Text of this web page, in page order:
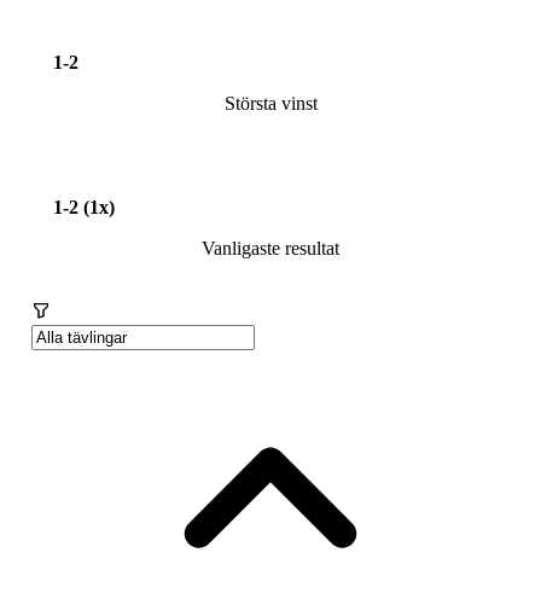
1-2
Största vinst
1-2 (1x)
Vanligaste resultat